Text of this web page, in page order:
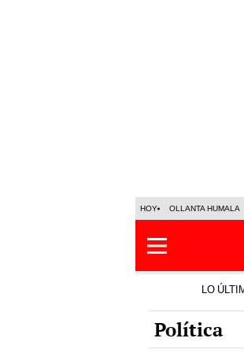
HOY OLLANTA HUMALA
LO
Política